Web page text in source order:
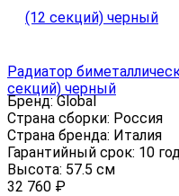
Радиатор
секций) черный
Бренд:Global
Страна сборки: Россия
Страна бренда: Италия
Гарантийный срок: 10
Высота: 57.5 см
32 760 ₽